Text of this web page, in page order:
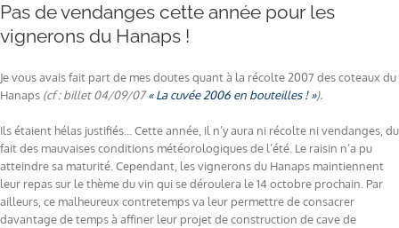
Pas de vendanges cette année pour les
vignerons du Hanaps !
Je vous avais fait part de mes doutes quant à la récolte 2007 des coteaux du
Hanaps (cf : billet 04/09/07« La cuvée 2006 en bouteilles ! »).
Ils étaient hélas justifiés… Cette année, il n’y aura ni récolte ni vendanges, du
fait des mauvaises conditions météorologiques de l’été. Le raisin n’a pu
atteindre sa maturité. Cependant, les vignerons du Hanaps maintiennent
leur repas sur le thème du vin qui se déroulera le 14 octobre prochain. Par
ailleurs, ce malheureux contretemps va leur permettre de consacrer
davantage de temps à affiner leur projet de construction de cave de